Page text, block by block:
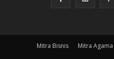
Mitra Bisnis Mitra Agama